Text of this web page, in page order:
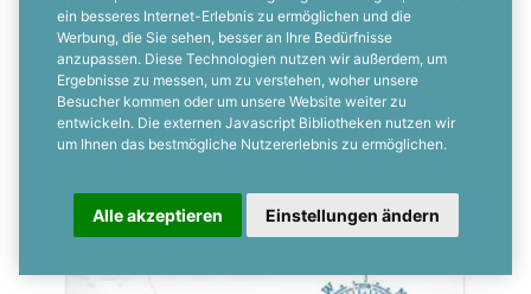
ein besseres Internet-Erlebnis zu ermöglichen und die
Werbung, die Sie sehen, besser an Ihre Bedürfnisse
anzupassen. Diese Technologien nutzen wir außerdem, um
Ergebnisse zu messen, um zu verstehen, woher unsere
Besucher kommen oder um unsere Website weiter zu
entwickeln. Die externen Javascript Bibliotheken nutzen wir
um Ihnen das bestmögliche Nutzererlebnis zu ermöglichen.
Alle akzeptieren Einstellungen ändern